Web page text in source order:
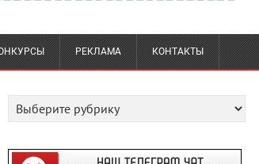
РЕКЛАМА КОНТАКТЫ